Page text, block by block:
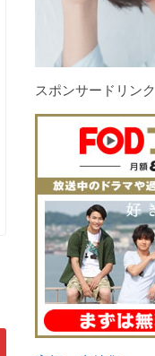
スポンサードリンク